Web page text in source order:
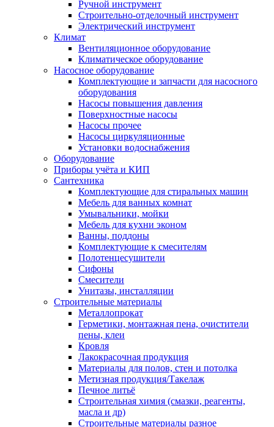
Ручной инструмент
Строительно-отделочный инструмент
Электрический инструмент
Климат
Вентиляционное оборудование
Климатическое оборудование
Насосное оборудование
Комплектующие и запчасти для насосного
оборудования
Насосы повышения давления
Поверхностные насосы
Насосы прочее
Насосы циркуляционные
Установки водоснабжения
Оборудование
Приборы учёта и КИП
Сантехника
Комплектующие для стиральных машин
Мебель для ванных комнат
Умывальники, мойки
Мебель для кухни эконом
Ванны, поддоны
Комплектующие к смесителям
Полотенцесушители
Сифоны
Смесители
Унитазы, инсталляции
Строительные материалы
Металлопрокат
Герметики, монтажная пена, очистители
пены, клеи
Кровля
Лакокрасочная продукция
Материалы для полов, стен и потолка
Метизная продукция/Такелаж
Печное литьё
Строительная химия (смазки, реагенты,
масла и др)
Строительные материалы разное